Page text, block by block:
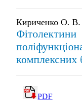
Кириченко О. В.
комплексних
PDF